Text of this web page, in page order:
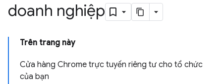
doanh nghiệp
Trên trang này
Cửa hàng Chrome trực tuyến riêng tư cho tổ chức
của bạn